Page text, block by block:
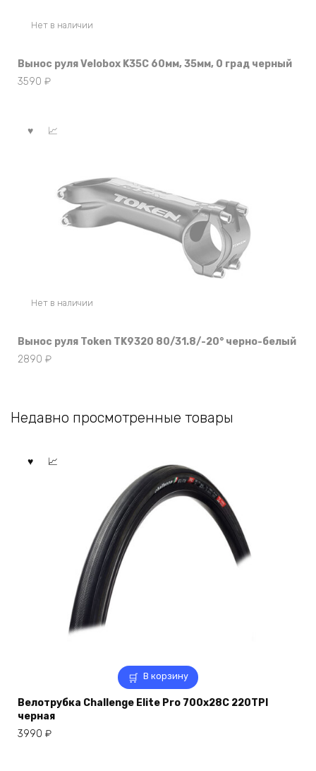
Нет в наличии
Вынос руля Velobox K35C 60мм, 35мм, 0 град черный
3590 ₽
Нет в наличии
Вынос руля Token TK9320 80/31.8/-20° черно-белый
2890 ₽
Недавно просмотренные товары
В корзину
Велотрубка Challenge Elite Pro 700x28C 220TPI
черная
3990 ₽